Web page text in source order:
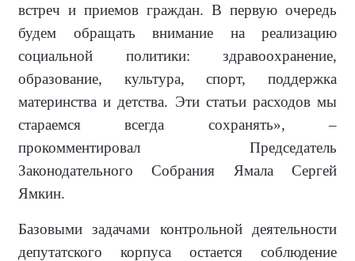
встреч и приемов граждан. В первую очередь
будем обращать внимание на реализацию
социальной политики: здравоохранение,
образование, культура, спорт, поддержка
материнства и детства. Эти статьи расходов мы
стараемся всегда сохранять», –
прокомментировал Председатель
Законодательного Собрания Ямала Сергей
Ямкин.
Базовыми задачами контрольной деятельности
депутатского корпуса остается соблюдение